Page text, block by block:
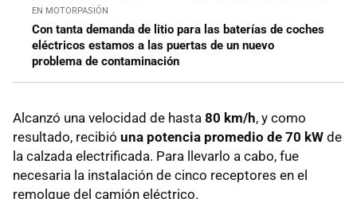
EN MOTORPASIÓN
Con tanta demanda de litio para las baterías de coches
eléctricos estamos a las puertas de un nuevo
problema de contaminación
Alcanzó una velocidad de hasta 80 km/h, y como
resultado, recibió una potencia promedio de 70 kW de
la calzada electrificada. Para llevarlo a cabo, fue
necesaria la instalación de cinco receptores en el
remolque del camión eléctrico.